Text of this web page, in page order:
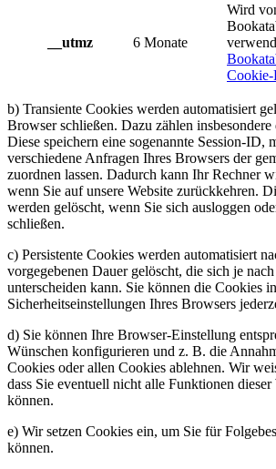
__utmz 6 Monate
Wird
b) Transiente Cookies werden automatisiert
Browser schließen. Dazu zählen insbesondere
Diese speichern eine sogenannte Session-ID,
verschiedene Anfragen Ihres Browsers der
zuordnen lassen. Dadurch kann Ihr Rechner
wenn Sie auf unsere Website zurückkehren.
werden gelöscht, wenn Sie sich ausloggen
schließen.
c) Persistente Cookies werden automatisiert
vorgegebenen Dauer gelöscht, die sich je
unterscheiden kann. Sie können die Cookies
Sicherheitseinstellungen Ihres Browsers
d) Sie können Ihre Browser-Einstellung
Wünschen konfigurieren und z. B. die
Cookies oder allen Cookies ablehnen. Wir
dass Sie eventuell nicht alle Funktionen dieser
können.
e) Wir setzen Cookies ein, um Sie für
können.